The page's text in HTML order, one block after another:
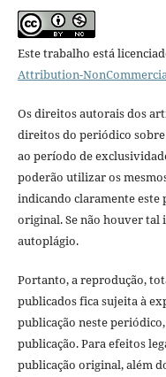
Este trabalho está
Attribution-
Os direitos autorais dos
direitos do periódico
ao período de
poderão utilizar os
indicando claramente este
original. Se não houver tal
autoplágio.
Portanto, a reprodução,
publicados fica sujeita à
publicação neste
publicação. Para efeitos
publicação original, além